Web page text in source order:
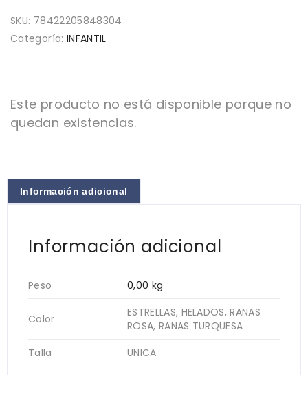
SKU: 78422205848304
Categoría: INFANTIL
Este producto no está disponible porque no
quedan existencias.
Información adicional
Información adicional
Peso 0,00 kg
Color
ESTRELLAS, HELADOS, RANAS
ROSA, RANAS TURQUESA
Talla
UNICA